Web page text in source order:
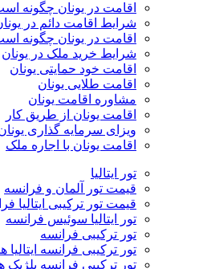
اقامت در یونان چگونه
شرایط اقامت دائم در
اقامت در یونان چگونه
شرایط خرید ملک در یونان
اقامت خود حمایتی یونان
اقامت طلایی یونان
مشاوره اقامت یونان
اقامت یونان از طریق کار
ویزای سرمایه گذاری
اقامت یونان با اجاره ملک
تور ایتالیا
قیمت تور آلمان و فرانسه
قیمت تور ترکیبی ایتالیا
تور ایتالیا سوئیس فرانسه
تور ترکیبی فرانسه
تور ترکیبی فرانسه ایتالیا
تور ترکیبی فرانسه بلژیک